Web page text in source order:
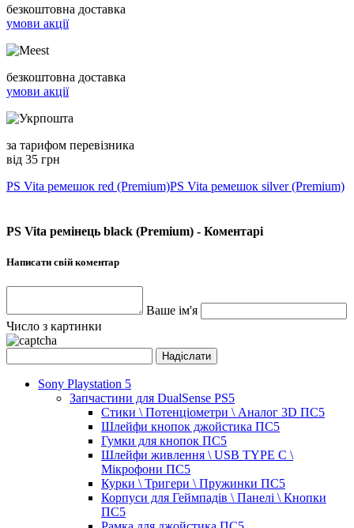
безкоштовна доставка
умови акції
безкоштовна доставка
умови акції
за тарифом перевізника
від 35 грн
PS Vita ремешок red (Premium)PS Vita ремешок silver (Premium)
PS Vita ремінець black (Premium) - Коментарі
Написати свій коментар
Ваше ім'я
Число з картинки
Sony Playstation 5
Запчастини для DualSense PS5
Стики \ Потенціометри \ Аналог 3D ПС5
Шлейфи кнопок джойстика ПС5
Гумки для кнопок ПС5
Шлейфи живлення \ USB TYPE C \
Мікрофони ПС5
Курки \ Тригери \ Пружинки ПС5
Корпуси для Геймпадів \ Панелі \ Кнопки
ПС5